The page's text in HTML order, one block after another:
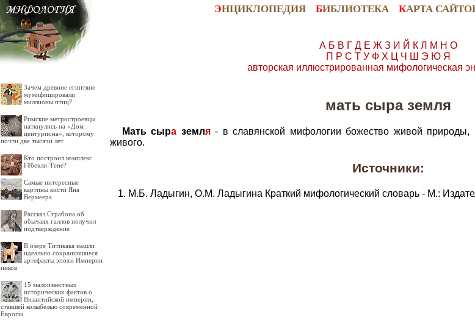
ЭНЦИКЛОПЕДИЯ БИБЛИОТЕКА КАРТА
Зачем древние египтяне
мумифицировали
миллионы птиц?
Римские метростроевцы
наткнулись на «Дом
центуриона», которому
почти две тысячи лет
Кто построил комплекс
Гёбекли-Тепе?
Самые интересные
картины кисти Яна
Вермеера
Рассказ Страбона об
обычаях галлов получил
подтверждение
В озере Титикака нашли
идеально сохранившиеся
артефакты эпохи Империи
инков
15 малоизвестных
исторических фактов о
Византийской империи,
ставшей колыбелью современной
Европы
А Б В Г Д Е Ж З И Й К Л М Н О
П Р С Т У Ф Х Ц Ч Ш Э Ю Я
авторская иллюстрированная мифологическая
мать сыра земля
Мать сыра земля- в славянской мифологии божество живой природы,
живого.
Источники:
М.Б. Ладыгин, О.М. Ладыгина Краткий мифологический словарь - М.: